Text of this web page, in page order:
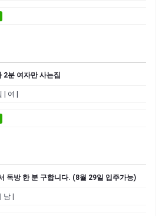
2분 여자만 사는집
| 여 |
독방 한 분 구합니다. (8월 29일 입주가능)
남 |